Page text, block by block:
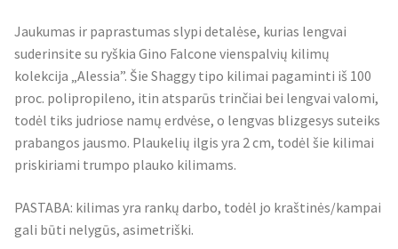
Jaukumas ir paprastumas slypi detalėse, kurias lengvai
suderinsite su ryškia Gino Falcone vienspalvių kilimų
kolekcija „Alessia”. Šie Shaggy tipo kilimai pagaminti iš 100
proc. polipropileno, itin atsparūs trinčiai bei lengvai valomi,
todėl tiks judriose namų erdvėse, o lengvas blizgesys suteiks
prabangos jausmo. Plaukelių ilgis yra 2 cm, todėl šie kilimai
priskiriami trumpo plauko kilimams.
PASTABA: kilimas yra rankų darbo, todėl jo kraštinės/kampai
gali būti nelygūs, asimetriški.